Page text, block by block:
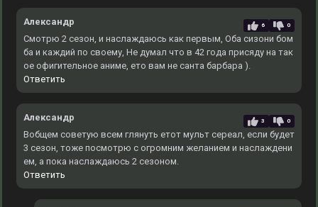
Александр 6 0
Смотрю 2 сезон, и наслаждаюсь как первым, Оба сизони бом
ба и каждий по своему, Не думал что в 42 года присяду на так
ое офигительное аниме, ето вам не санта барбара ).
Ответить
Александр 3 0
Вобщем советую всем глянуть етот мульт сереал, если будет
3 сезон, тоже посмотрю с огромним желанием и наслаждени
ем, а пока наслаждаюсь 2 сезоном.
Ответить